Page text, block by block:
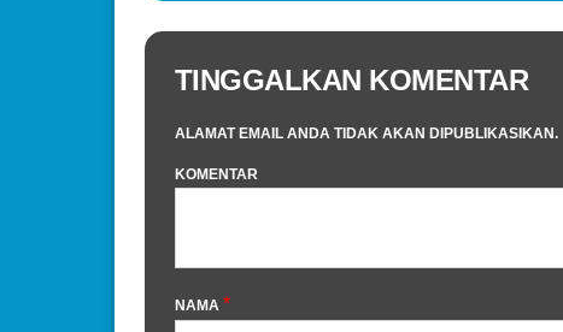
TINGGALKAN KOMENTAR
ALAMAT EMAIL ANDA TIDAK AKAN DIPUBLIKASIKAN.
KOMENTAR
NAMA *